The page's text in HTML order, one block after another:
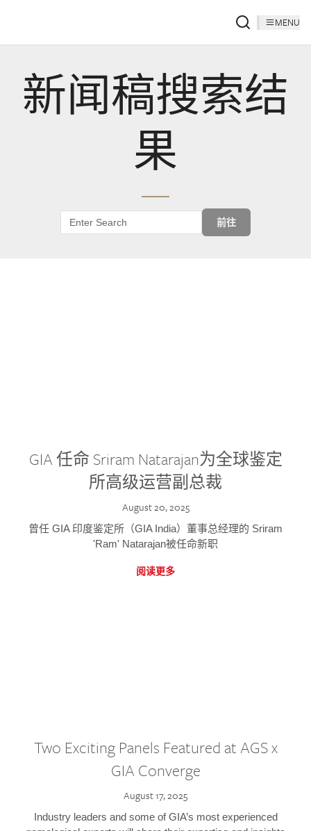
MENU
新闻稿搜索结
果
前往
GIA 任命 Sriram Natarajan为全球鉴定
所高级运营副总裁
August 20, 2025
曾任 GIA 印度鉴定所（GIA India）董事总经理的 Sriram
'Ram' Natarajan被任命新职
阅读更多
Two Exciting Panels Featured at AGS x
GIA Converge
August 17, 2025
Industry leaders and some of GIA’s most experienced